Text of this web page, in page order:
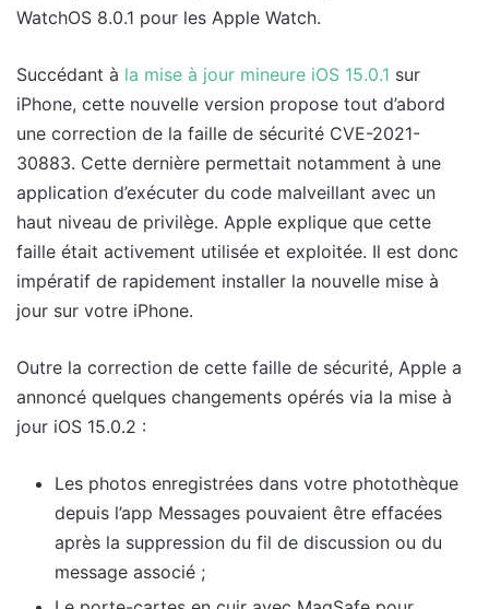
WatchOS 8.0.1 pour les Apple Watch.
Succédant à la mise à jour mineure iOS 15.0.1 sur
iPhone, cette nouvelle version propose tout d’abord
une correction de la faille de sécurité CVE-2021-
30883. Cette dernière permettait notamment à une
application d’exécuter du code malveillant avec un
haut niveau de privilège. Apple explique que cette
faille était activement utilisée et exploitée. Il est donc
impératif de rapidement installer la nouvelle mise à
jour sur votre iPhone.
Outre la correction de cette faille de sécurité, Apple a
annoncé quelques changements opérés via la mise à
jour iOS 15.0.2 :
Les photos enregistrées dans votre photothèque
depuis l’app Messages pouvaient être effacées
après la suppression du fil de discussion ou du
message associé ;